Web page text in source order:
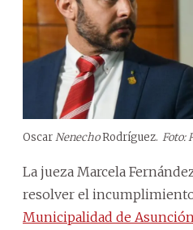
OscarNenechoRodríguez. Foto:
La jueza Marcela
resolver el
Municipalidad de Asunción